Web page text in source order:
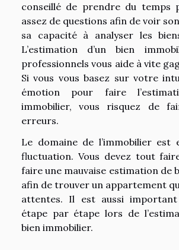
conseillé de prendre du temps
assez de questions afin de voir
sa capacité à analyser les
L’estimation d’un bien
professionnels vous aide à vite
Si vous vous basez sur votre
émotion pour faire
immobilier, vous risquez de
erreurs.
Le domaine de l’immobilier est
fluctuation. Vous devez tout
faire une mauvaise estimation de
afin de trouver un appartement
attentes. Il est aussi
étape par étape lors de
bien immobilier.